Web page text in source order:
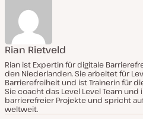
Rian Rietveld
Rian ist Expertin für digitale
den Niederlanden. Sie arbeitet für
Barrierefreiheit und ist Trainerin für
Sie coacht das Level Level Team
barrierefreier Projekte und spricht
weltweit.